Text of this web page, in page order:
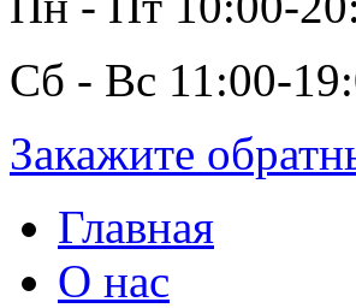
Сб - Вс 11:00-
Закажите
Главная
О нас